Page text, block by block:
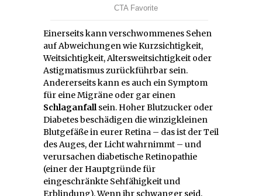
Einerseits kann verschwommenes Sehen
auf Abweichungen wie Kurzsichtigkeit,
Weitsichtigkeit, Altersweitsichtigkeit oder
Astigmatismus zurückführbar sein.
Andererseits kann es auch ein Symptom
für eine Migräne oder gar einen
Schlaganfallsein. Hoher Blutzucker oder
Diabetes beschädigen die winzigkleinen
Blutgefäße in eurer Retina – das ist der Teil
des Auges, der Licht wahrnimmt – und
verursachen diabetische Retinopathie
(einer der Hauptgründe für
eingeschränkte Sehfähigkeit und